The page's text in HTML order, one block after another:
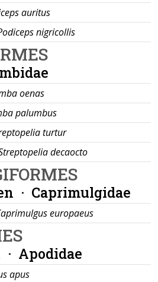
auritus
nigricollis
oenas
palumbus
turtur
decaocto
· Caprimulgidae
europaeus
Apodidae
apus